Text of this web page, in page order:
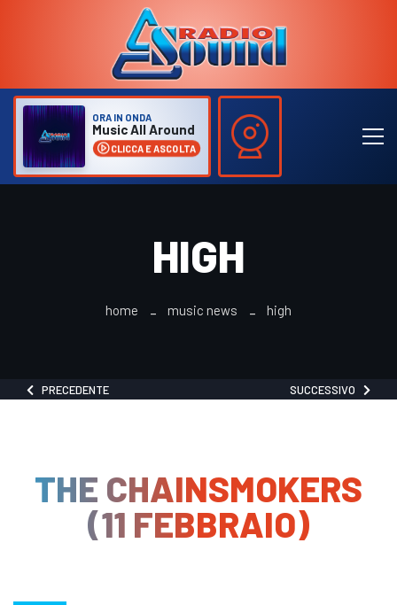
ORA IN ONDA
Music All Around
CLICCA E ASCOLTA
HIGH
home music news high
PRECEDENTE SUCCESSIVO
THE CHAINSMOKERS
(11 FEBBRAIO)